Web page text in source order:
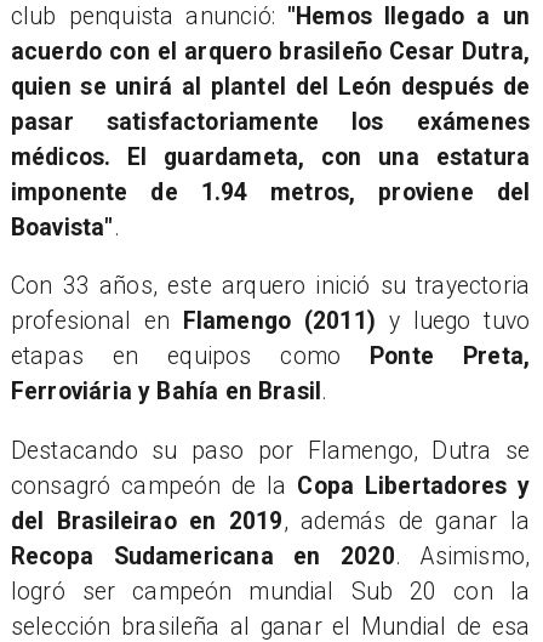
club penquista anunció: "Hemos llegado a un
acuerdo con el arquero brasileño Cesar Dutra,
quien se unirá al plantel del León después de
pasar satisfactoriamente los exámenes
médicos. El guardameta, con una estatura
imponente de 1.94 metros, proviene del
Boavista".
Con 33 años, este arquero inició su trayectoria
profesional en
Flamengo (2011) y luego tuvo
etapas en equipos como
Ponte Preta,
Ferroviária y Bahía en Brasil .
Destacando su paso por Flamengo, Dutra se
consagró campeón de la Copa Libertadores y
del Brasileirao en 2019, además de ganar la
Recopa Sudamericana en 2020. Asimismo,
logró ser campeón mundial Sub 20 con la
selección brasileña al ganar el Mundial de esa